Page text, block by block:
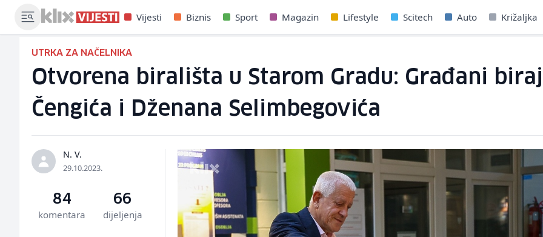
Vijesti Biznis Sport Magazin Lifestyle Scitech Auto Križaljka
UTRKA ZA NAČELNIKA
Otvorena birališta u Starom Gradu: Građani
Čengića i Dženana Selimbegovića
N. V.
29.10.2023.
84
komentara
66
dijeljenja